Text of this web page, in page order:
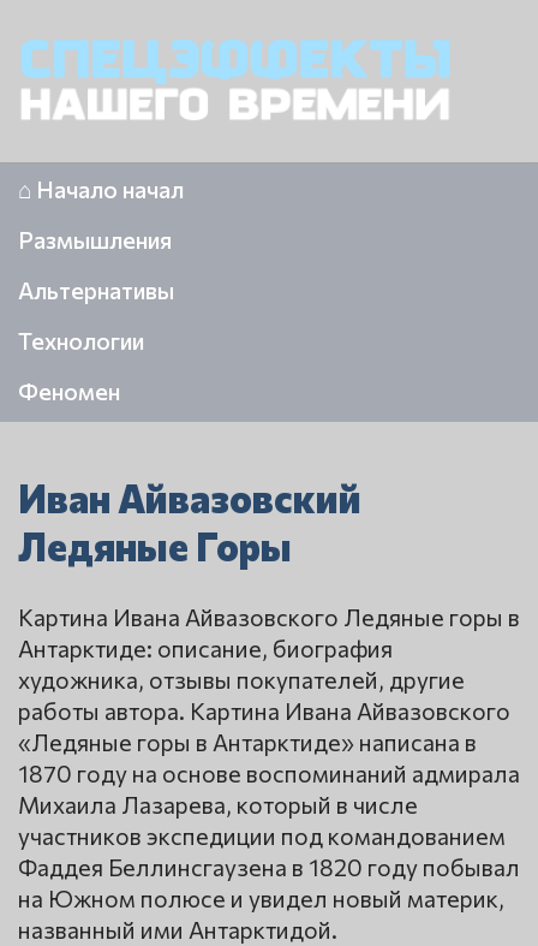
⌂ Начало начал
Размышления
Альтернативы
Технологии
Феномен
Иван Айвазовский
Ледяные Горы
Картина Ивана Айвазовского Ледяные горы в
Антарктиде: описание, биография
художника, отзывы покупателей, другие
работы автора. Картина Ивана Айвазовского
«Ледяные горы в Антарктиде» написана в
1870 году на основе воспоминаний адмирала
Михаила Лазарева, который в числе
участников экспедиции под командованием
Фаддея Беллинсгаузена в 1820 году побывал
на Южном полюсе и увидел новый материк,
названный ими Антарктидой.